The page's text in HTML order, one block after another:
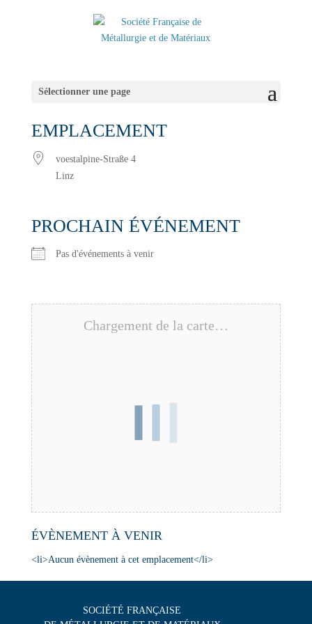
Sélectionner une page
EMPLACEMENT
voestalpine-Straße 4
Linz
PROCHAIN ÉVÉNEMENT
Pas d'événements à venir
Chargement de la carte…
ÉVÈNEMENT À VENIR
<li>Aucun évènement à cet emplacement</li>
SOCIÉTÉ FRANÇAISE